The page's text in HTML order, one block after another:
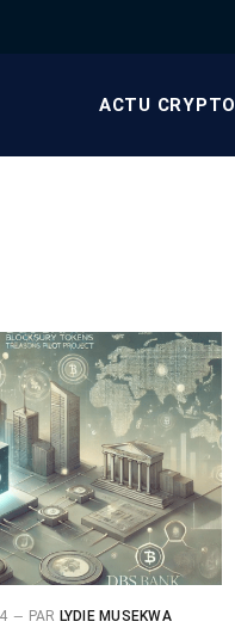
ACTU CRYPTO
PAR LYDIE MUSEKWA